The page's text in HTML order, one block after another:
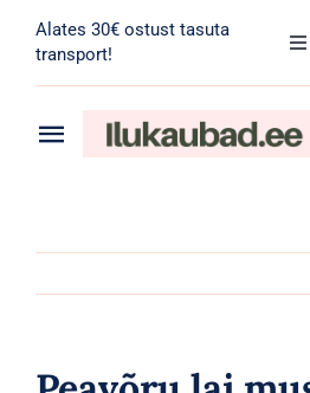
content
Alates 30€ ostust tasuta
transport!
for:
Toggle